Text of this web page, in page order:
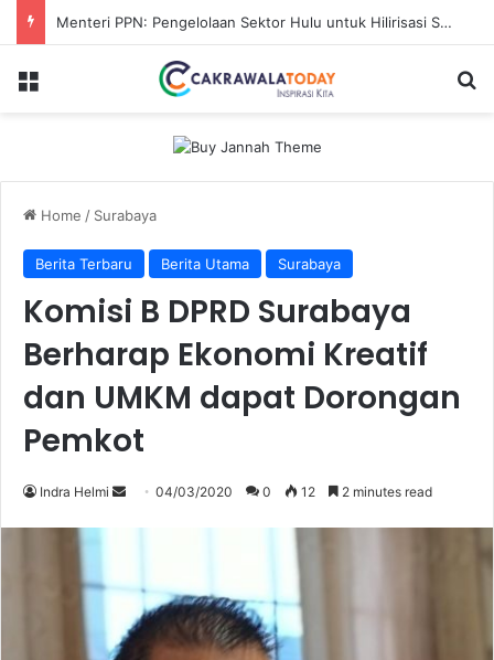
Menteri PPN: Pengelolaan Sektor Hulu untuk Hilirisasi Sawit
Menu
Home / Surabaya
Berita Terbaru Berita Utama Surabaya
Komisi B DPRD Surabaya
Berharap Ekonomi Kreatif
dan UMKM dapat Dorongan
Pemkot
Indra Helmi
Send04/03/2020 0 12 2 minutes read